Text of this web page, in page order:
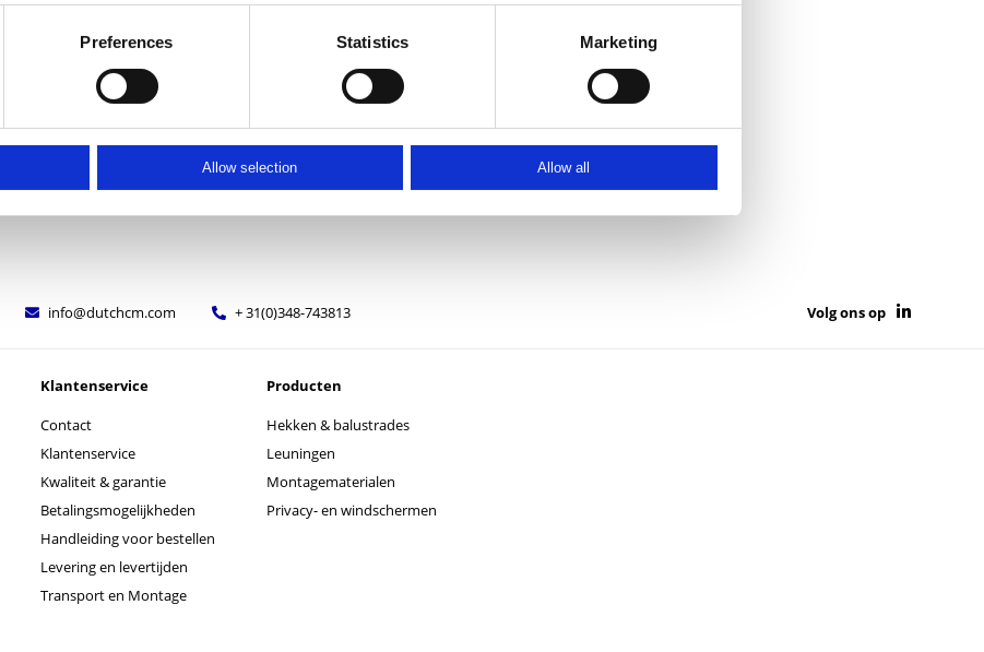
Preferences Statistics Marketing
Allow selection Allow all
info@dutchcm.com + 31(0)348-743813 Volg ons op
Klantenservice
Contact
Klantenservice
Kwaliteit & garantie
Betalingsmogelijkheden
Handleiding voor bestellen
Levering en levertijden
Transport en Montage
Producten
Hekken & balustrades
Leuningen
Montagematerialen
Privacy- en windschermen